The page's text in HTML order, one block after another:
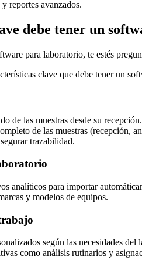
reportes avanzados.
debe tener un
para laboratorio, te estés
clave que debe tener un
de las muestras desde su recepción.
de las muestras (recepción,
trazabilidad.
analíticos para importar
y modelos de equipos.
según las necesidades del
como análisis rutinarios y